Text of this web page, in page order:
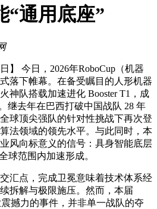
“通用底座”
】 今日，2026年RoboCup（机器
落下帷幕。在备受瞩目的人形机器
神队搭载加速进化 Booster T1，成
继去年在巴西打破中国战队 28 年
球顶尖强队的针对性挑战下再次登
法领域的领先水平。与此同时，本
风向标意义的信号：具身智能底层
球范围内加速形成。
汇点，完成卫冕意味着技术体系经
拆解与极限施压。然而，本届
撼力的事件，并非单一战队的夺